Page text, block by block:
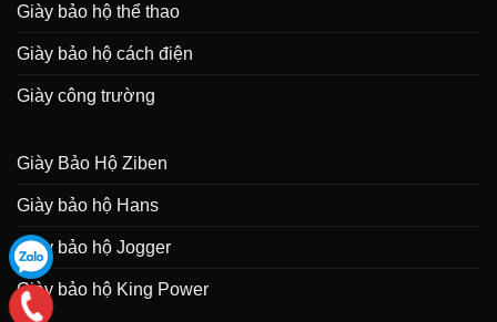
Giày bảo hộ thể thao
Giày bảo hộ cách điện
Giày công trường
Giày Bảo Hộ Ziben
Giày bảo hộ Hans
Giày bảo hộ Jogger
Giày bảo hộ King Power